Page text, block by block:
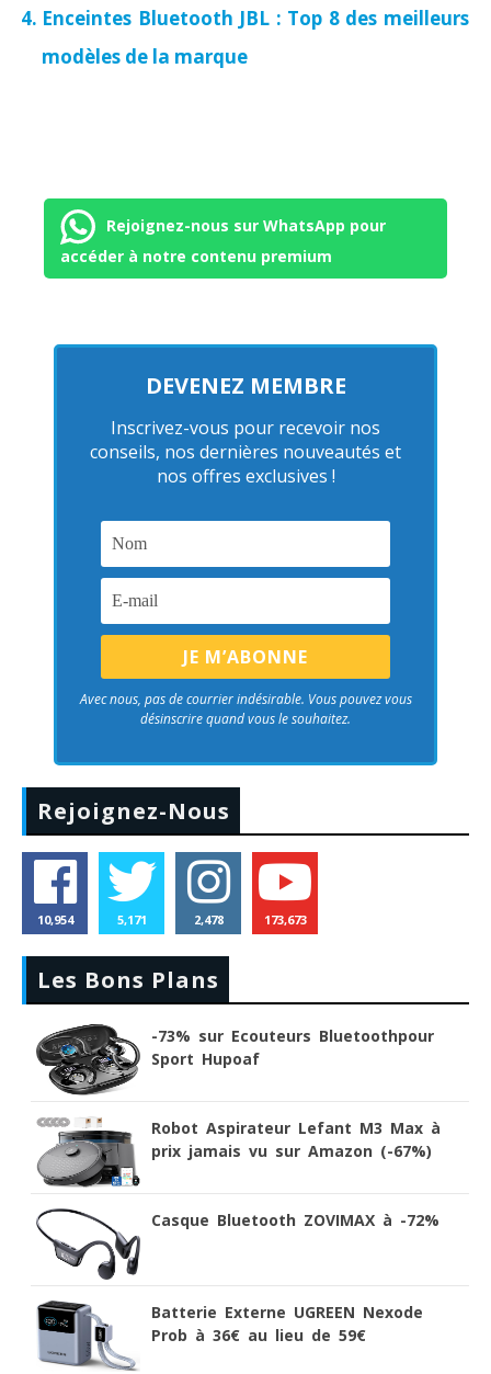
Enceintes Bluetooth JBL : Top 8 des meilleurs
modèles de la marque
Rejoignez-nous sur WhatsApp pour
accéder à notre contenu premium
DEVENEZ MEMBRE
Inscrivez-vous pour recevoir nos
conseils, nos dernières nouveautés et
nos offres exclusives !
Avec nous, pas de courrier indésirable. Vous pouvez vous
désinscrire quand vous le souhaitez.
Rejoignez-Nous
10,954 5,171 2,478 173,673
Les Bons Plans
-73% sur Ecouteurs Bluetoothpour
Sport Hupoaf
Robot Aspirateur Lefant M3 Max à
prix jamais vu sur Amazon (-67%)
Casque Bluetooth ZOVIMAX à -72%
Batterie Externe UGREEN Nexode
Prob à 36€ au lieu de 59€